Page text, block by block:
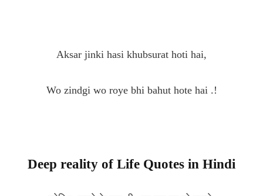
Aksar jinki hasi khubsurat hoti hai,
Wo zindgi wo roye bhi bahut hote hai .!
Deep reality of Life Quotes in Hindi